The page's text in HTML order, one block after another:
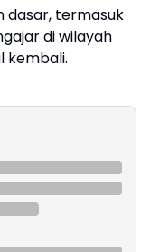
dasar, termasuk
di wilayah
kembali.